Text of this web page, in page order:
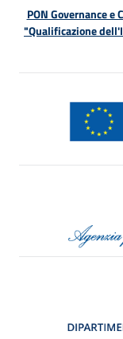
PON Governance
"Qualificazione